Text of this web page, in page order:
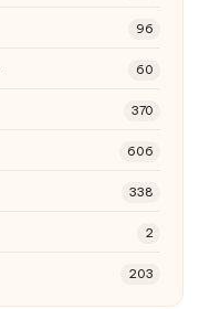
96
60
370
606
338
2
203